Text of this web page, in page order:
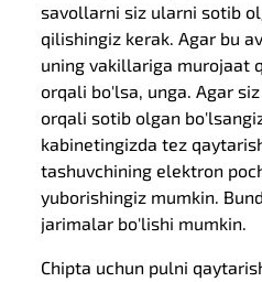
savollarni siz ularni sotib
qilishingiz kerak. Agar bu
uning vakillariga murojaat
orqali bo'lsa, unga. Agar
orqali sotib olgan
kabinetingizda tez
tashuvchining elektron
yuborishingiz mumkin.
jarimalar bo'lishi mumkin.
Chipta uchun pulni